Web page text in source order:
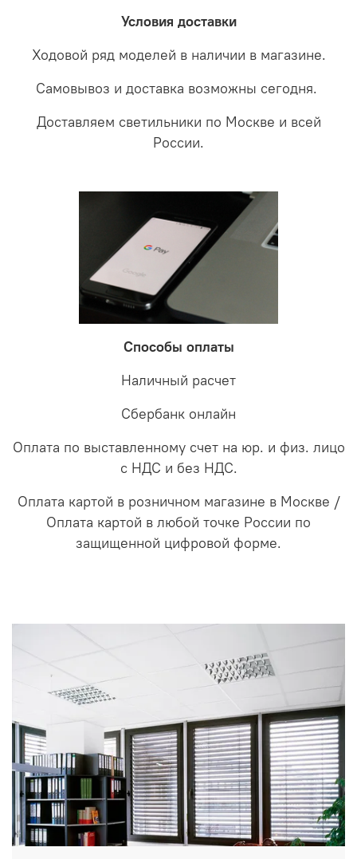
Условия доставки
Ходовой ряд моделей в наличии в магазине.
Самовывоз и доставка возможны сегодня.
Доставляем светильники по Москве и всей
России.
Способы оплаты
Наличный расчет
Сбербанк онлайн
Оплата по выставленному счет на юр. и физ. лицо
с НДС и без НДС.
Оплата картой в розничном магазине в Москве /
Оплата картой в любой точке России по
защищенной цифровой форме.